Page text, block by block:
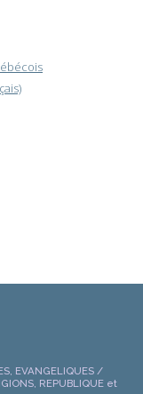
EVANGELIQUES /
REPUBLIQUE et